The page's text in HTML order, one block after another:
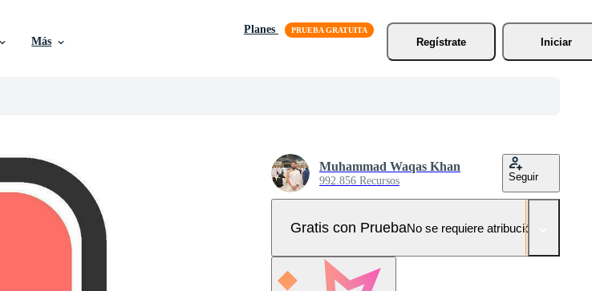
Más
Planes
Regístrate
Iniciar
Muhammad Waqas Khan
992.856 Recursos Seguir
Gratis con PruebaNo se requiere atribución!